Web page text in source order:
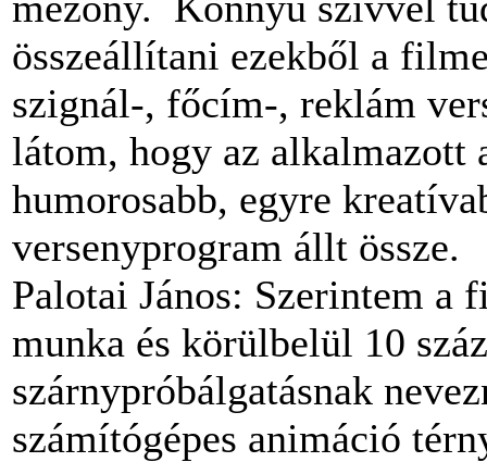
összeállítani ezekből a
szignál-, főcím-, reklám
látom, hogy az alkalmazott
humorosabb, egyre
versenyprogram állt össze.
Palotai János: Szerintem a
munka és körülbelül 10
szárnypróbálgatásnak
számítógépes animáció